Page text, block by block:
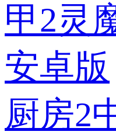
甲2灵
安卓版
厨房2